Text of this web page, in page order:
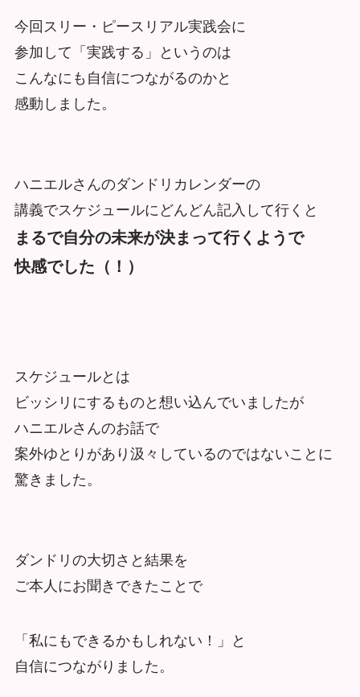
今回スリー・ピースリアル実践会に
参加して「実践する」というのは
こんなにも自信につながるのかと
感動しました。
ハニエルさんのダンドリカレンダーの
講義でスケジュールにどんどん記入して行くと
まるで自分の未来が決まって行くようで
快感でした（！）
スケジュールとは
ビッシリにするものと想い込んでいましたが
ハニエルさんのお話で
案外ゆとりがあり汲々しているのではないことに
驚きました。
ダンドリの大切さと結果を
ご本人にお聞きできたことで
「私にもできるかもしれない！」と
自信につながりました。